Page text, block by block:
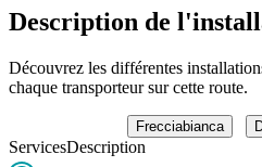
Description de
Découvrez les différentes
chaque transporteur sur cette route.
Frecciabianca
ServicesDescription